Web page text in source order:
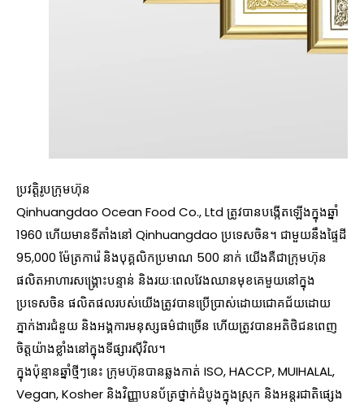
ប្រវត្តិរូបក្រុមហ៊ុន
Qinhuangdao Ocean Food Co., Ltd ត្រូវបានបង្កើតឡើងក្នុងឆ្នាំ
1960 ហើយមានទីតាំងនៅ Qinhuangdao ប្រទេសចិន។ ជាមួយនឹងផ្ទៃដី
95,000 ម៉ែត្រការ៉េ និងបុគ្គលិកប្រមាណ 500 នាក់ យើងគឺជាក្រុមហ៊ុន
ផលិតអាហារសង្គ្រោះបន្ទាន់ និងរយៈពេលវែងឈានមុខគេមួយនៅក្នុង
ប្រទេសចិន ផលិតផលរបស់យើងត្រូវបានប្រើប្រាស់ដោយជោគជ័យដោយ
ភ្នាក់ងារជំនួយ និងអង្គការមនុស្សធម៌ជាច្រើន ហើយត្រូវបានអតិថិជនពេញ
ចិត្តយ៉ាងខ្លាំងនៅក្នុងទីផ្សារស៊ីវិល។
ក្នុងប៉ុន្មានឆ្នាំថ្មីៗនេះ ក្រុមហ៊ុនបានឆ្លងកាត់ ISO, HACCP, MUIHALAL,
Vegan, Kosher និងវិញ្ញាបនប័ត្រថ្នាក់ដំបូងក្នុងស្រុក និងអន្តរជាតិផ្សេង